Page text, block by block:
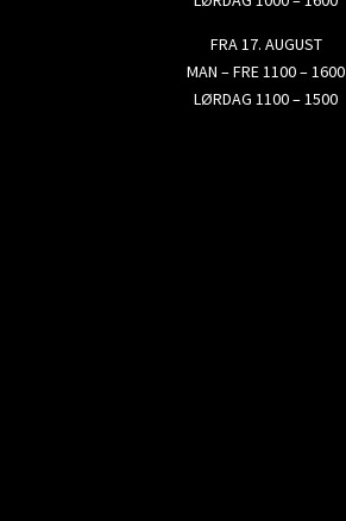
FRA 17. AUGUST
MAN – FRE 1100 – 1600
LØRDAG 1100 – 1500